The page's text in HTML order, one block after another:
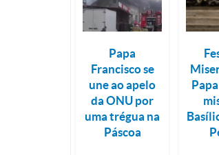
Papa
Francisco se
une ao apelo
da ONU por
uma trégua na
Páscoa